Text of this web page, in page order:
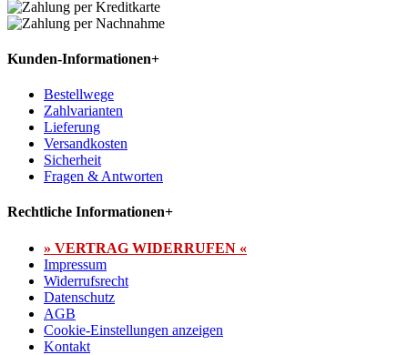
Kunden-Informationen+
Bestellwege
Zahlvarianten
Lieferung
Versandkosten
Sicherheit
Fragen & Antworten
Rechtliche Informationen+
» VERTRAG WIDERRUFEN «
Impressum
Widerrufsrecht
Datenschutz
AGB
Cookie-Einstellungen anzeigen
Kontakt